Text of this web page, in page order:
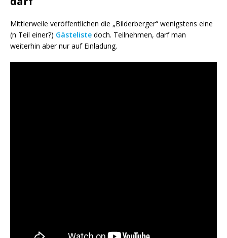
Mittlerweile veröffentlichen die „Bilderberger“ wenigstens eine
(n Teil einer?) Gästeliste doch. Teilnehmen, darf man
weiterhin aber nur auf Einladung.